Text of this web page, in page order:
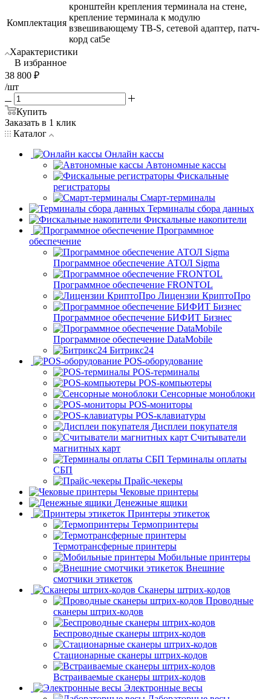
Комплектация
кронштейн крепления терминала на стене,
крепление терминала к модулю
взвешивающему ТВ-S, сетевой адаптер, патч-
корд cat5е
Характеристики
В избранное
38 800 ₽
/шт
Купить
Заказать в 1 клик
Каталог
Онлайн кассы
Автономные кассы
Фискальные
регистраторы
Смарт-терминалы
Терминалы сбора данных
Фискальные накопители
Программное
обеспечение
Программное обеспечение АТОЛ Sigma
Программное обеспечение FRONTOL
Лицензии КриптоПро
Программное обеспечение БИФИТ Бизнес
Программное обеспечение DataMobile
Битрикс24
POS-оборудование
POS-терминалы
POS-компьютеры
Сенсорные моноблоки
POS-мониторы
POS-клавиатуры
Дисплеи покупателя
Считыватели
магнитных карт
Терминалы оплаты
СБП
Прайс-чекеры
Чековые принтеры
Денежные ящики
Принтеры этикеток
Термопринтеры
Термотрансферные принтеры
Мобильные принтеры
Внешние
смотчики этикеток
Сканеры штрих-кодов
Проводные
сканеры штрих-кодов
Беспроводные сканеры штрих-кодов
Стационарные сканеры штрих-кодов
Встраиваемые сканеры штрих-кодов
Электронные весы